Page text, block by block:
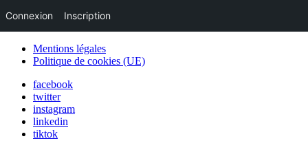
Mentions légales
Politique de cookies (UE)
facebook
twitter
instagram
linkedin
tiktok
Connexion Inscription